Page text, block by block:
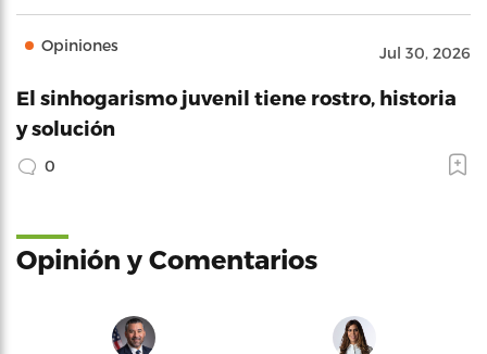
Opiniones Jul 30, 2026
El sinhogarismo juvenil tiene rostro, historia
y solución
0
Opinión y Comentarios